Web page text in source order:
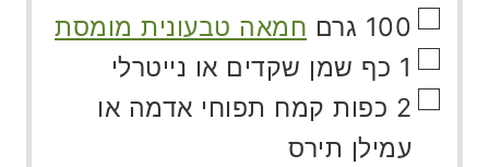
▢
100 גרם חמאה טבעונית מומסת
▢
1 כף שמן שקדים או נייטרלי
▢
2 כפות קמח תפוחי אדמה או
עמילן תירס